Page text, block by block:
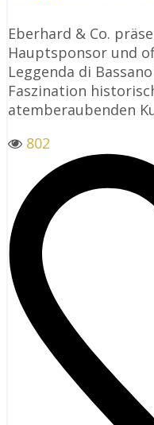
Eberhard & Co.
Hauptsponsor und
Leggenda di
Faszination
atemberaubenden
802